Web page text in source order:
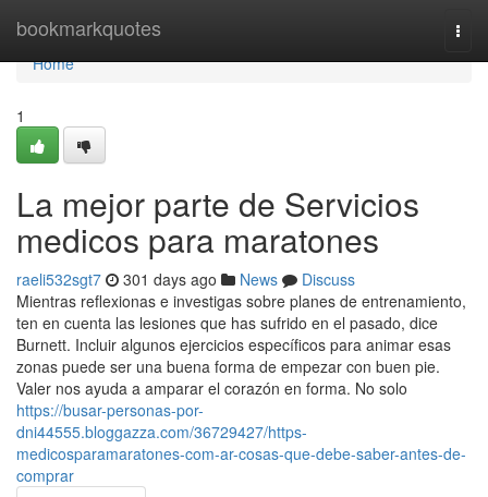
bookmarkquotes
Home
Home
1
La mejor parte de Servicios
medicos para maratones
raeli532sgt7 301 days ago News
Discuss
Mientras reflexionas e investigas sobre planes de entrenamiento,
ten en cuenta las lesiones que has sufrido en el pasado, dice
Burnett. Incluir algunos ejercicios específicos para animar esas
zonas puede ser una buena forma de empezar con buen pie.
Valer nos ayuda a amparar el corazón en forma. No solo
https://busar-personas-por-
dni44555.bloggazza.com/36729427/https-
medicosparamaratones-com-ar-cosas-que-debe-saber-antes-de-
comprar